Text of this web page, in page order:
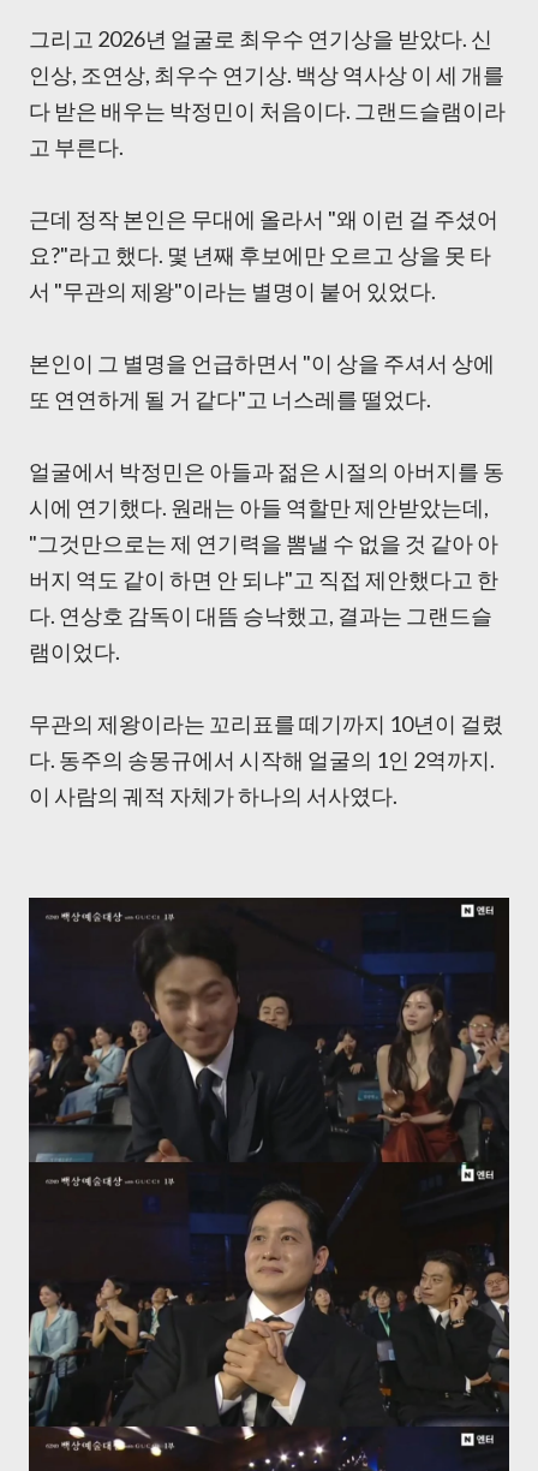
그리고 2026년 얼굴로 최우수 연기상을 받았다. 신
인상, 조연상, 최우수 연기상. 백상 역사상 이 세 개를
다 받은 배우는 박정민이 처음이다. 그랜드슬램이라
고 부른다.
근데 정작 본인은 무대에 올라서 "왜 이런 걸 주셨어
요?"라고 했다. 몇 년째 후보에만 오르고 상을 못 타
서 "무관의 제왕"이라는 별명이 붙어 있었다.
본인이 그 별명을 언급하면서 "이 상을 주셔서 상에
또 연연하게 될 거 같다"고 너스레를 떨었다.
얼굴에서 박정민은 아들과 젊은 시절의 아버지를 동
시에 연기했다. 원래는 아들 역할만 제안받았는데,
"그것만으로는 제 연기력을 뽐낼 수 없을 것 같아 아
버지 역도 같이 하면 안 되냐"고 직접 제안했다고 한
다. 연상호 감독이 대뜸 승낙했고, 결과는 그랜드슬
램이었다.
무관의 제왕이라는 꼬리표를 떼기까지 10년이 걸렸
다. 동주의 송몽규에서 시작해 얼굴의 1인 2역까지.
이 사람의 궤적 자체가 하나의 서사였다.